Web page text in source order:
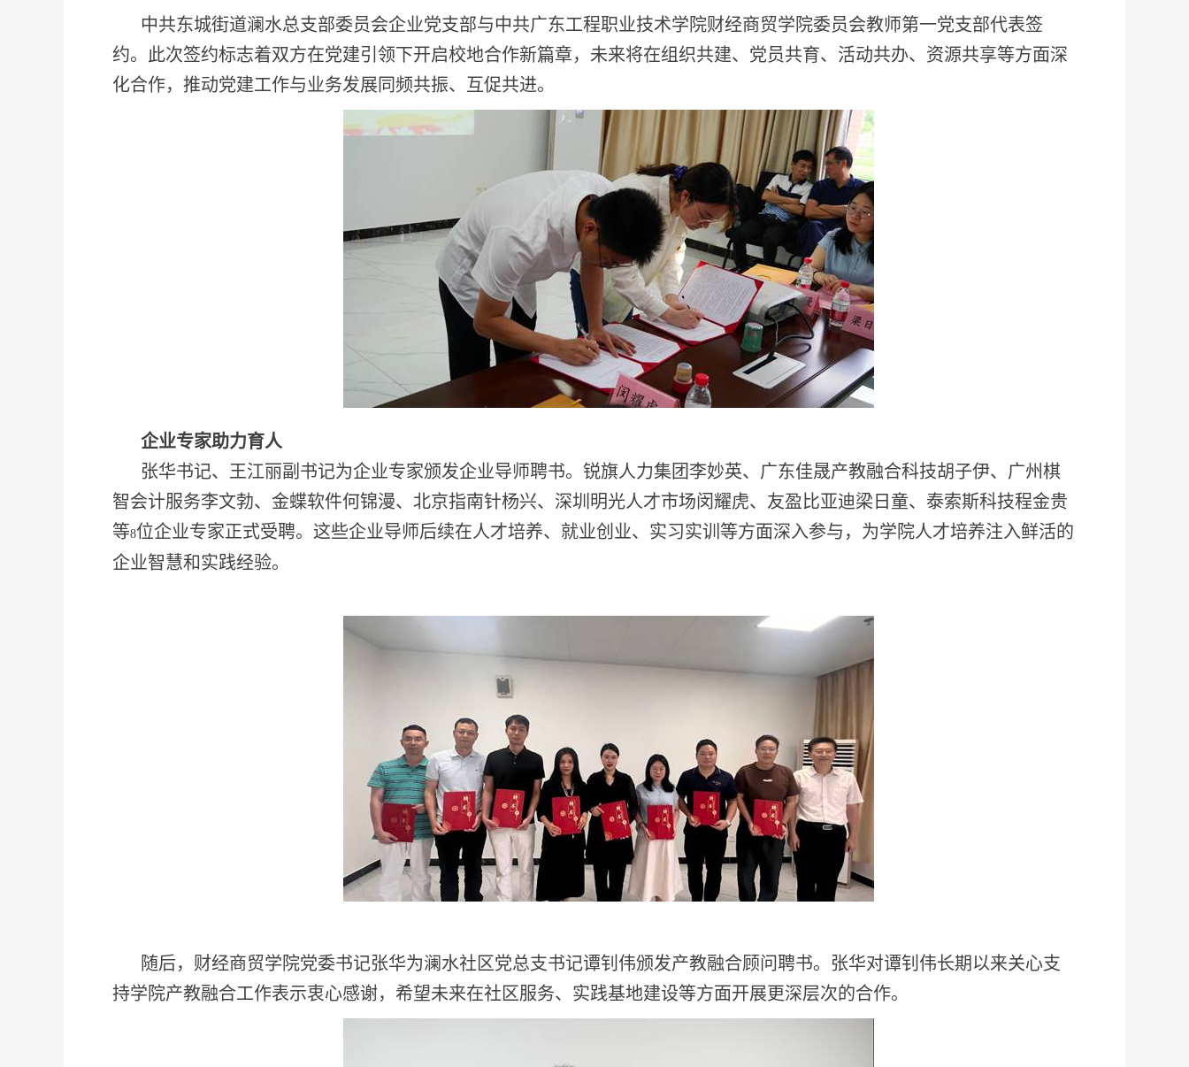
中共东城街道澜水总支部委员会企业党支部与中共广东工程职业技术学院财经商贸学院委员会教师第一党支部代表签
约。此次签约标志着双方在党建引领下开启校地合作新篇章，未来将在组织共建、党员共育、活动共办、资源共享等方面深
化合作，推动党建工作与业务发展同频共振、互促共进。
企业专家助力育人
张华书记、王江丽副书记为企业专家颁发企业导师聘书。锐旗人力集团李妙英、广东佳晟产教融合科技胡子伊、广州棋
智会计服务李文勃、金蝶软件何锦漫、北京指南针杨兴、深圳明光人才市场闵耀虎、友盈比亚迪梁日童、泰索斯科技程金贵
等8位企业专家正式受聘。这些企业导师后续在人才培养、就业创业、实习实训等方面深入参与，为学院人才培养注入鲜活的
企业智慧和实践经验。
随后，财经商贸学院党委书记张华为澜水社区党总支书记谭钊伟颁发产教融合顾问聘书。张华对谭钊伟长期以来关心支
持学院产教融合工作表示衷心感谢，希望未来在社区服务、实践基地建设等方面开展更深层次的合作。